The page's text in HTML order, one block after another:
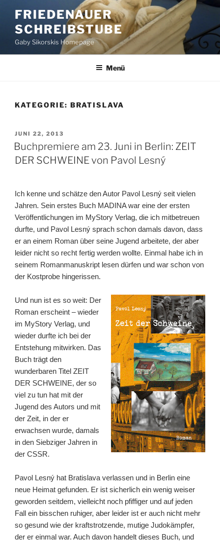
Inhalt
springen
FRIEDENAUER
SCHREIBSTUBE
Gaby Sikorskis Homepage
Menü
KATEGORIE: BRATISLAVA
VERÖFFENTLICHT
AM
JUNI 22, 2013
Buchpremiere am 23. Juni in Berlin: ZEIT
DER SCHWEINE von Pavol Lesný
Ich kenne und schätze den Autor Pavol Lesný seit vielen
Jahren. Sein erstes Buch MADINA war eine der ersten
Veröffentlichungen im MyStory Verlag, die ich mitbetreuen
durfte, und Pavol Lesný sprach schon damals davon, dass
er an einem Roman über seine Jugend arbeitete, der aber
leider nicht so recht fertig werden wollte. Einmal habe ich in
seinem Romanmanuskript lesen dürfen und war schon von
der Kostprobe hingerissen.
Und nun ist es so weit: Der
Roman erscheint – wieder
im MyStory Verlag, und
wieder durfte ich bei der
Entstehung mitwirken. Das
Buch trägt den
wunderbaren Titel ZEIT
DER SCHWEINE, der so
viel zu tun hat mit der
Jugend des Autors und mit
der Zeit, in der er
erwachsen wurde, damals
in den Siebziger Jahren in
der CSSR.
Pavol Lesný hat Bratislava verlassen und in Berlin eine
neue Heimat gefunden. Er ist sicherlich ein wenig weiser
geworden seitdem, vielleicht noch pfiffiger und auf jeden
Fall ein bisschen ruhiger, aber leider ist er auch nicht mehr
so gesund wie der kraftstrotzende, mutige Judokämpfer,
der er einmal war. Auch davon handelt dieses Buch, und